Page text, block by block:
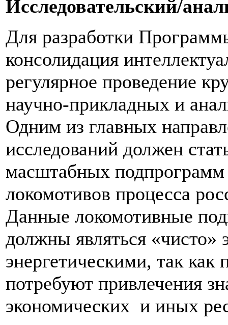
Исследовательский/
Для разработки
консолидация
регулярное проведение
научно-прикладных и
Одним из главных
исследований должен
масштабных подпрограмм
локомотивов процесса
Данные локомотивные
должны являться «чисто»
энергетическими, так
потребуют привлечения
экономических и иных